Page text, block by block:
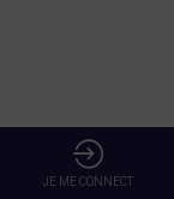
JE ME CONNECT